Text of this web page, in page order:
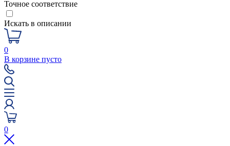
Точное соответствие
Искать в описании
0
В корзине пусто
0